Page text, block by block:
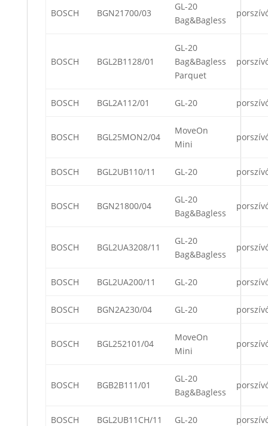
BOSCH BGN21700/03
GL-20
Bag&Bagless
BOSCH BGL2B1128/01
GL-20
Bag&Bagless
Parquet
BOSCH BGL2A112/01 GL-20
BOSCH BGL25MON2/04
MoveOn
Mini
BOSCH BGL2UB110/11 GL-20
BOSCH BGN21800/04
GL-20
Bag&Bagless
BOSCH BGL2UA3208/11
GL-20
Bag&Bagless
BOSCH BGL2UA200/11 GL-20
BOSCH BGN2A230/04 GL-20
BOSCH BGL252101/04
MoveOn
Mini
BOSCH BGB2B111/01
GL-20
Bag&Bagless
BOSCH BGL2UB11CH/11 GL-20